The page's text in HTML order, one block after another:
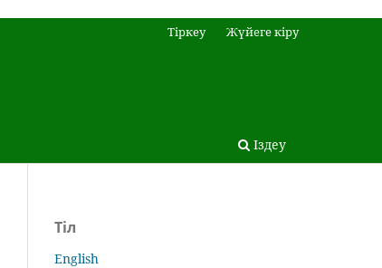
Іздеу
Тіркеу Жүйеге кіру
Тіл
English